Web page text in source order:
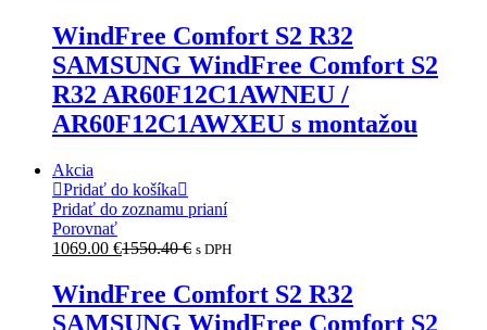
WindFree Comfort S2 R32
SAMSUNG WindFree Comfort S2
R32 AR60F12C1AWNEU /
AR60F12C1AWXEU s montažou
Akcia
Pridať do košíka
Pridať do zoznamu prianí
Porovnať
1069.00 €1550.40€ s DPH
WindFree Comfort S2 R32
SAMSUNG WindFree Comfort S2